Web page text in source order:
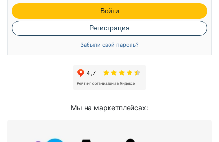
Войти
Регистрация
Забыли свой пароль?
Мы на маркетплейсах: